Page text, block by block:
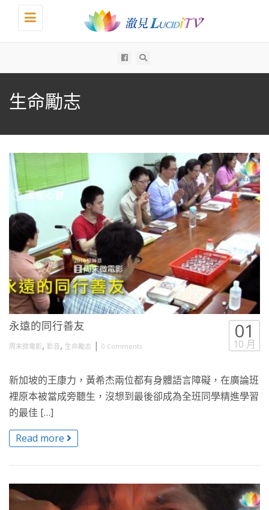
Toggle
navigation
生命勵志
永遠的同行善友
周末微電影, 影音, 生命勵志 | 0 Comments
01
10 月
新加坡的王康力，黃希杰兩位都有身體語言障礙，在廣論班
裡原本被當成旁聽生，沒想到最後卻成為全班同學精進學習
的最佳 […]
Read more